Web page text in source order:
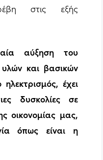
στις εξής
αύξηση του
και βασικών
έχει
δυσκολίες σε
οικονομίας μας,
όπως είναι η